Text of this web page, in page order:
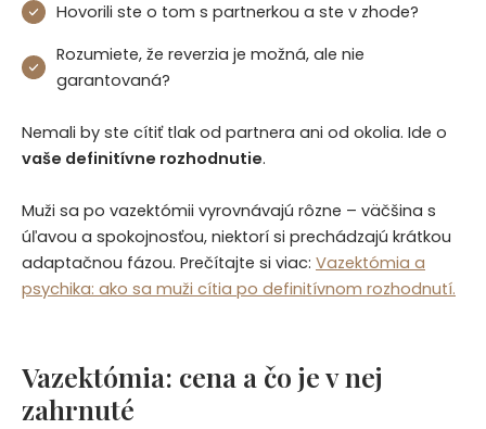
Hovorili ste o tom s partnerkou a ste v zhode?
Rozumiete, že reverzia je možná, ale nie
garantovaná?
Nemali by ste cítiť tlak od partnera ani od okolia. Ide o
vaše definitívne rozhodnutie.
Muži sa po vazektómii vyrovnávajú rôzne – väčšina s
úľavou a spokojnosťou, niektorí si prechádzajú krátkou
adaptačnou fázou. Prečítajte si viac: Vazektómia a
psychika: ako sa muži cítia po definitívnom rozhodnutí.
Vazektómia: cena a čo je v nej
zahrnuté